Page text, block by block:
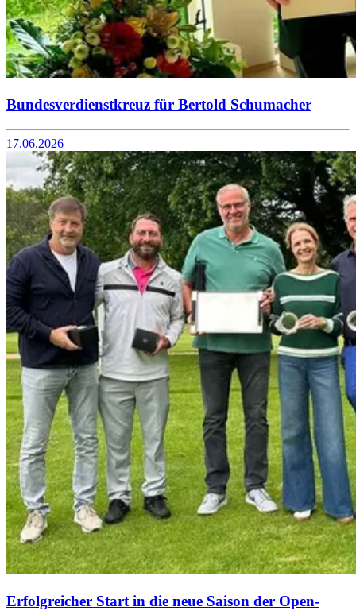
Bundesverdienstkreuz für Bertold Schumacher
17.06.2026
Erfolgreicher Start in die neue Saison der Open-